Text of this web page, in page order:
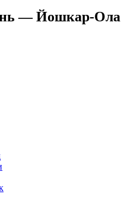
— Йошкар-Ола